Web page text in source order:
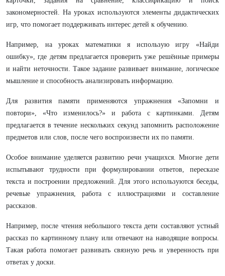
закономерностей. На уроках используются элементы дидактических
игр, что помогает поддерживать интерес детей к обучению.
Например, на уроках математики я использую игру «Найди
ошибку», где детям предлагается проверить уже решённые примеры
и найти неточности. Такое задание развивает внимание, логическое
мышление и способность анализировать информацию.
Для развития памяти применяются упражнения «Запомни и
повтори», «Что изменилось?» и работа с картинками. Детям
предлагается в течение нескольких секунд запомнить расположение
предметов или слов, после чего воспроизвести их по памяти.
Особое внимание уделяется развитию речи учащихся. Многие дети
испытывают трудности при формулировании ответов, пересказе
текста и построении предложений. Для этого используются беседы,
речевые упражнения, работа с иллюстрациями и составление
рассказов.
Например, после чтения небольшого текста дети составляют устный
рассказ по картинному плану или отвечают на наводящие вопросы.
Такая работа помогает развивать связную речь и уверенность при
ответах у доски.